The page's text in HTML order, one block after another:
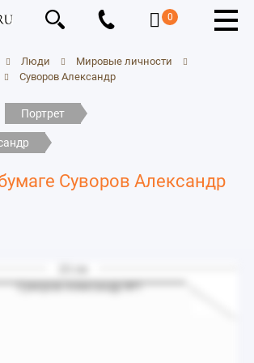
0
Люди
Мировые личности
Суворов Александр
Портрет
Суворов Александр